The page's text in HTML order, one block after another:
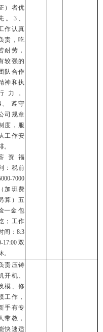
）者优
。3、
作认真
责，吃
耐劳，
较强的
队合作
神和执
力。
、 遵守
司规章
度，服
工作安
。
资福
：税前
7000
（加班费
算）五
一金 包
；工作
间：8:3
17:00 双
。
责压铸
开机、
模、修
工作，
手有专
人带教，
快速适